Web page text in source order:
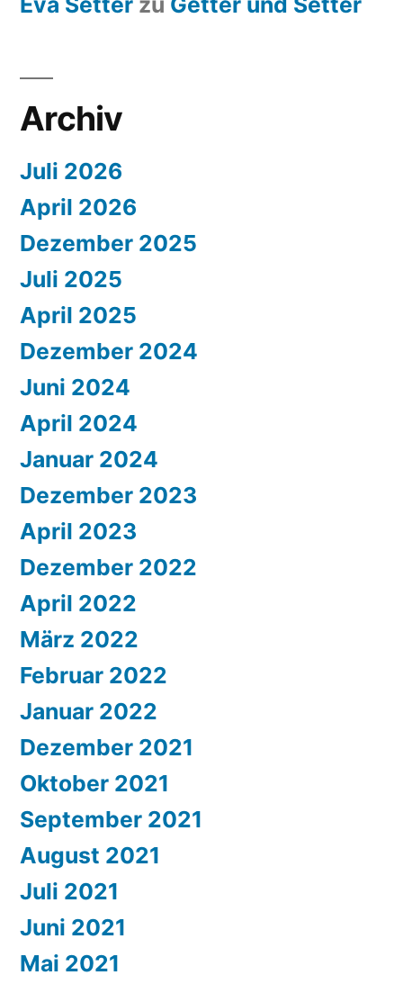
Archiv
Juli 2026
April 2026
Dezember 2025
Juli 2025
April 2025
Dezember 2024
Juni 2024
April 2024
Januar 2024
Dezember 2023
April 2023
Dezember 2022
April 2022
März 2022
Februar 2022
Januar 2022
Dezember 2021
Oktober 2021
September 2021
August 2021
Juli 2021
Juni 2021
Mai 2021